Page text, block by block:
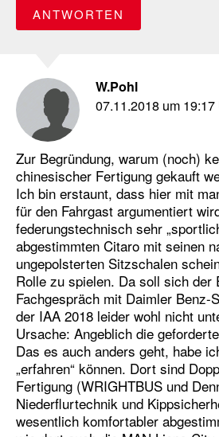
ANTWORTEN
W.Pohl
07.11.2018 um 19:17
Zur Begründung, warum (noch)
chinesischer Fertigung gekauft
Ich bin erstaunt, dass hier mit
für den Fahrgast argumentiert
federungstechnisch sehr
abgestimmten Citaro mit seinen
ungepolsterten Sitzschalen
Rolle zu spielen. Da soll sich der
Fachgespräch mit Daimler Benz-
der IAA 2018 leider wohl nicht
Ursache: Angeblich die
Das es auch anders geht, habe
„erfahren“ können. Dort sind
Fertigung (WRIGHTBUS und
Niederflurtechnik und
wesentlich komfortabler